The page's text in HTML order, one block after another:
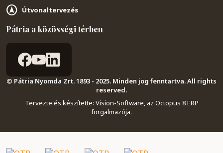
Útvonaltervezés
Pátria a közösségi térben
© Pátria Nyomda Zrt. 1893 - 2025. Minden jog fenntartva. All rights
reserved.
Tervezte és készítette: Vision-Software, az Octopus 8 ERP
forgalmazója.